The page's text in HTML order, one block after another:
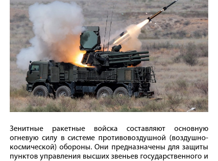
Зенитные ракетные войска составляют основную
огневую силу в системе противовоздушной (воздушно-
космической) обороны. Они предназначены для защиты
пунктов управления высших звеньев государственного и